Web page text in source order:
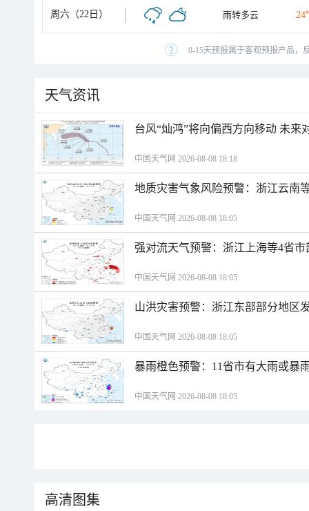
周六（22日） 雨转多云
8-15天预报属于客观预报产品，
天气资讯
台风“灿鸿”将向偏西方向移动 未来
中国天气网 2026-08-08 18:18
地质灾害气象风险预警：浙江云南
中国天气网 2026-08-08 18:05
强对流天气预警：浙江上海等4省
中国天气网 2026-08-08 18:05
山洪灾害预警：浙江东部部分地区
中国天气网 2026-08-08 18:05
暴雨橙色预警：11省市有大雨或暴
中国天气网 2026-08-08 18:05
高清图集